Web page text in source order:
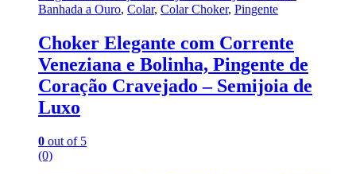
Banhada a Ouro, Colar, Colar Choker, Pingente
Choker Elegante com Corrente
Veneziana e Bolinha, Pingente de
Coração Cravejado – Semijoia de
Luxo
0 out of 5
(0)